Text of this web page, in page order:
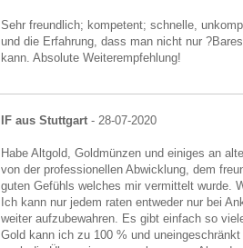
Sehr freundlich; kompetent; schnelle,
und die Erfahrung, dass man nicht nur
kann. Absolute Weiterempfehlung!
IF aus Stuttgart - 28-07-2020
Habe Altgold, Goldmünzen und einiges an
von der professionellen Abwicklung, dem
guten Gefühls welches mir vermittelt wurde.
Ich kann nur jedem raten entweder nur bei
weiter aufzubewahren. Es gibt einfach so
Gold kann ich zu 100 % und